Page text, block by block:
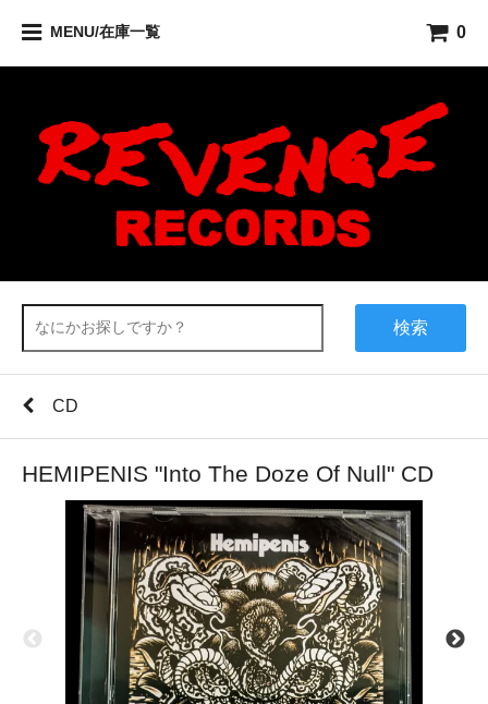
MENU/在庫一覧 0
検索
CD
HEMIPENIS "Into The Doze Of Null" CD